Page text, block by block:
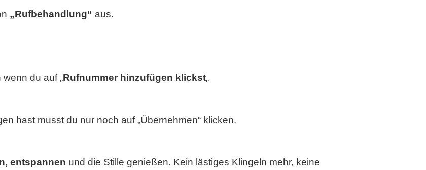
„Rufbehandlung“ aus.
du auf „Rufnummer hinzufügen klickst„
hast musst du nur noch auf „Übernehmen“ klicken.
entspannen und die Stille genießen. Kein lästiges Klingeln mehr, keine